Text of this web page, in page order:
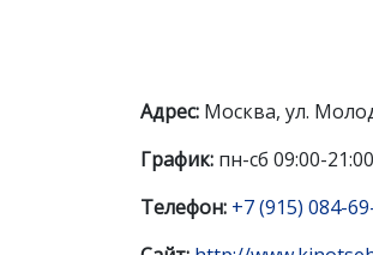
Адрес: Москва, ул.
График: пн-сб 09:00-21:00
Телефон: +7 (915) 084-